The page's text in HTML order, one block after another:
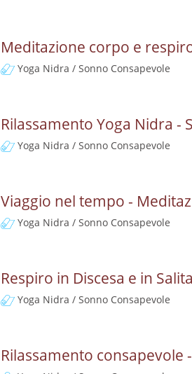
Meditazione corpo e
Yoga Nidra / Sonno Consapevole
Rilassamento Yoga Nidra -
Yoga Nidra / Sonno Consapevole
Viaggio nel tempo -
Yoga Nidra / Sonno Consapevole
Respiro in Discesa e in
Yoga Nidra / Sonno Consapevole
Rilassamento consapevole